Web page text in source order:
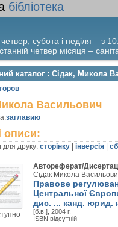
бібліотека
субота і неділя – з
четвер місяця –
каталог : Сідак, Микола
Васильович
заглавию
описи:
для друку: сторінку інверсія
Автореферат/
Сідак Микола
Правове
Центральної
дис. ... канд. юрид.
[б.в.], 2004 г.
ISBN відсутній